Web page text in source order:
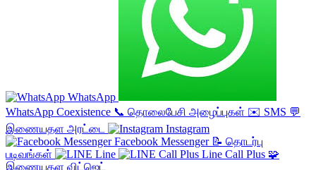
WhatsApp
WhatsApp Coexistence 📞 தொலைபேசி அழைப்புகள் ✉️ SMS 💬
இணையதள அரட்டை
Instagram
Facebook Messenger 📝 தொடர்பு
படிவங்கள்
Line Line Call Plus 🧩
இணையதள விட்ஜெட்